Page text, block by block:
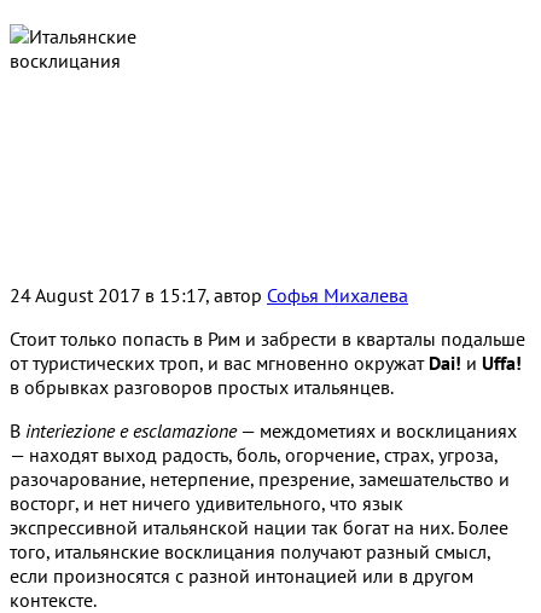
24 August 2017 в 15:17, автор Софья Михалева
Стоит только попасть в Рим и забрести в кварталы подальше
от туристических троп, и вас мгновенно окружат Dai! и Uffa!
в обрывках разговоров простых итальянцев.
В interiezione e esclamazione— междометиях и восклицаниях
— находят выход радость, боль, огорчение, страх, угроза,
разочарование, нетерпение, презрение, замешательство и
восторг, и нет ничего удивительного, что язык
экспрессивной итальянской нации так богат на них. Более
того, итальянские восклицания получают разный смысл,
если произносятся с разной интонацией или в другом
контексте.